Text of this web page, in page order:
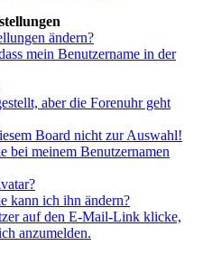
ändern?
mein Benutzername in der
aber die Forenuhr geht
Board nicht zur Auswahl!
bei meinem Benutzernamen
kann ich ihn ändern?
auf den E-Mail-Link klicke,
anzumelden.